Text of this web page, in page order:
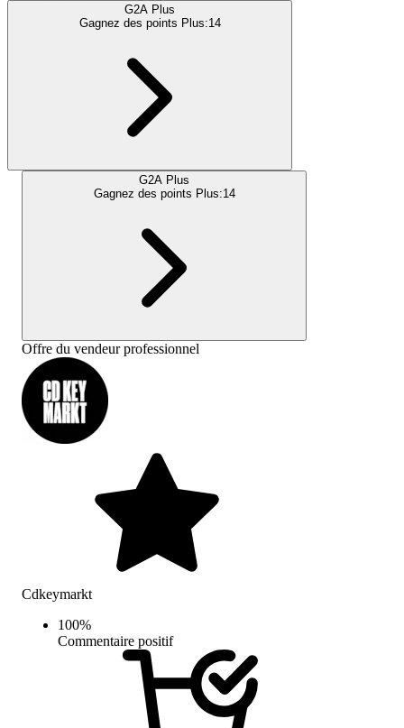
G2A Plus
Gagnez des points Plus:14
G2A Plus
Gagnez des points Plus:14
Offre du vendeur professionnel
Cdkeymarkt
100%
Commentaire positif